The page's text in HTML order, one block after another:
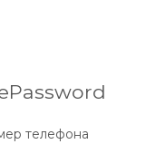
телефона